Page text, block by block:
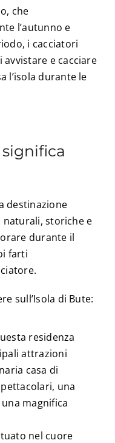
che
l’autunno e
i cacciatori
e cacciare
l’isola durante le
significa
destinazione
storiche e
durante il
farti
sull’Isola di Bute:
residenza
attrazioni
casa di
una
magnifica
nel cuore